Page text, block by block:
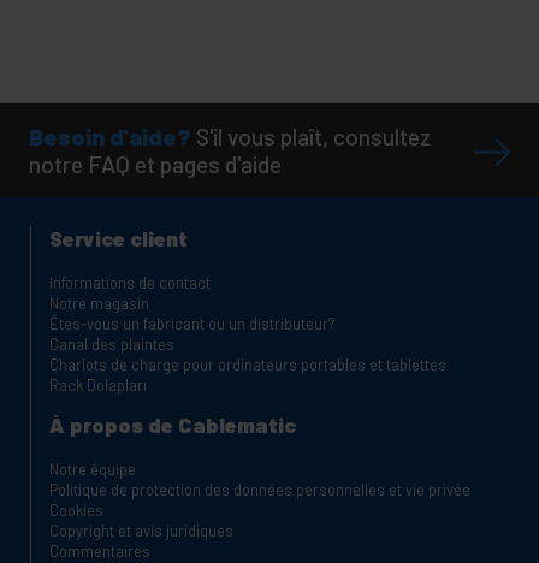
Besoin d'aide? S'il vous plaît, consultez
notre FAQ et pages d'aide
Service client
Informations de contact
Notre magasin
Êtes-vous un fabricant ou un distributeur?
Canal des plaintes
Chariots de charge pour ordinateurs portables et tablettes
Rack Dolapları
À propos de Cablematic
Notre équipe
Politique de protection des données personnelles et vie privée
Cookies
Copyright et avis juridiques
Commentaires